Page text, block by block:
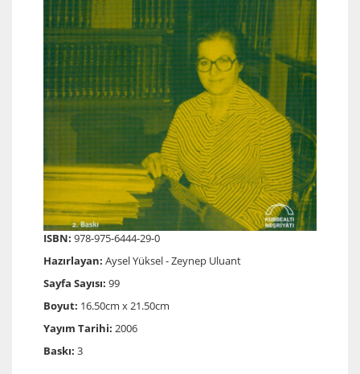
ISBN: 978-975-6444-29-0
Hazırlayan: Aysel Yüksel - Zeynep Uluant
Sayfa Sayısı: 99
Boyut: 16.50cm x 21.50cm
Yayım Tarihi: 2006
Baskı: 3